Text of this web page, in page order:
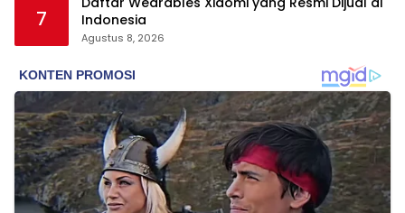
7
Indonesia
Agustus 8, 2026